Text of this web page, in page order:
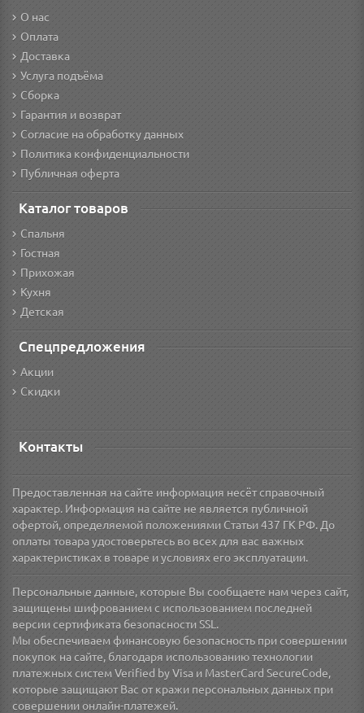
О нас
Оплата
Доставка
Услуга подъёма
Сборка
Гарантия и возврат
Согласие на обработку данных
Политика конфиденциальности
Публичная оферта
Каталог товаров
Спальня
Гостная
Прихожая
Кухня
Детская
Спецпредложения
Акции
Скидки
Контакты
Предоставленная на сайте информация несёт справочный
характер. Информация на сайте не является публичной
офертой, определяемой положениями Статьи 437 ГК РФ. До
оплаты товара удостоверьтесь во всех для вас важных
характеристиках в товаре и условиях его эксплуатации.
Персональные данные, которые Вы сообщаете нам через сайт,
защищены шифрованием с использованием последней
версии сертификата безопасности SSL.
Мы обеспечиваем финансовую безопасность при совершении
покупок на сайте, благодаря использованию технологии
платежных систем Verified by Visa и MasterCard SecureCode,
которые защищают Вас от кражи персональных данных при
совершении онлайн-платежей.